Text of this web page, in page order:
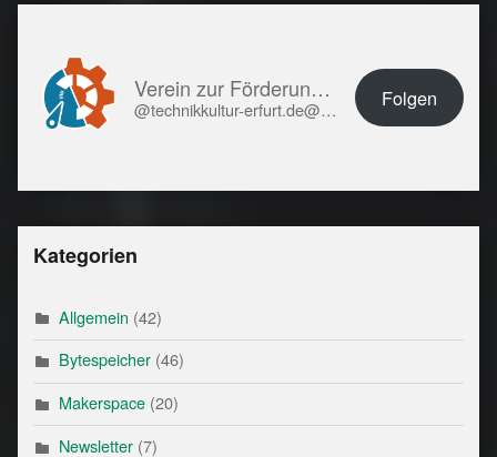
Verein zur Förderung von Technikkultur in Erfurt e.V.
@technikkultur-erfurt.de@technikkultur-erfurt.de Folgen
Kategorien
Allgemein (42)
Bytespeicher(46)
Makerspace(20)
Newsletter(7)